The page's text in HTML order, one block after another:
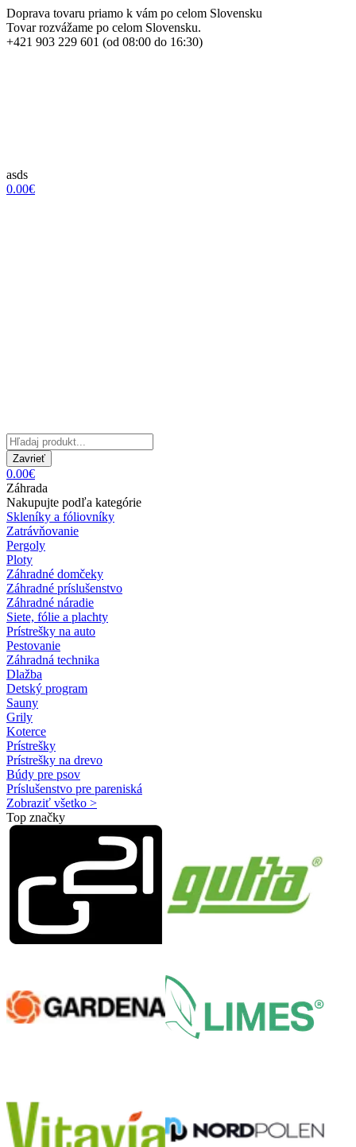
Doprava tovaru priamo k vám po celom Slovensku
Tovar rozvážame po celom Slovensku.
+421 903 229 601 (od 08:00 do 16:30)
asds
0.00€
Zavrieť
0.00€
Záhrada
Nakupujte podľa kategórie
Skleníky a fóliovníky
Zatrávňovanie
Pergoly
Ploty
Záhradné domčeky
Záhradné príslušenstvo
Záhradné náradie
Siete, fólie a plachty
Prístrešky na auto
Pestovanie
Záhradná technika
Dlažba
Detský program
Sauny
Grily
Koterce
Prístrešky
Prístrešky na drevo
Búdy pre psov
Príslušenstvo pre pareniská
Zobraziť všetko >
Top značky